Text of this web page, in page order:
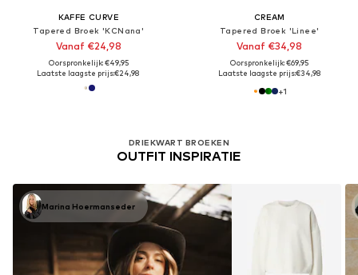
KAFFE CURVE
Tapered Broek 'KCNana'
Vanaf €24,98
Oorspronkelijk: €49,95
Laatste laagste prijs:€24,98
CREAM
Tapered Broek 'Linee'
Vanaf €34,98
Oorspronkelijk: €69,95
Laatste laagste prijs:€34,98
+1
DRIEKWART BROEKEN
OUTFIT INSPIRATIE
Marina Hoermanseder